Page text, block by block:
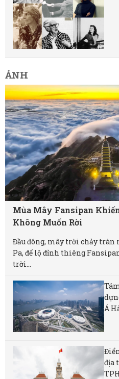
ẢNH
Mùa Mây Fansipan
Không Muốn Rời
Đầu đông, mây trời chảy tràn
Pa, để lộ đỉnh thiêng
trời...
Á
địa